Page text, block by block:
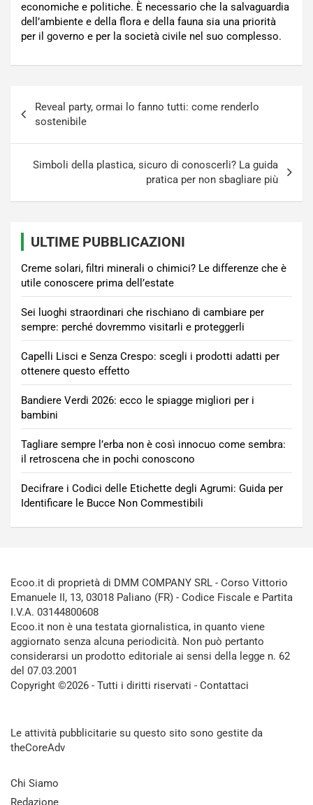
economiche e politiche. È necessario che la salvaguardia
dell’ambiente e della flora e della fauna sia una priorità
per il governo e per la società civile nel suo complesso.
articoli
Reveal party, ormai lo fanno tutti: come renderlo
sostenibile
Simboli della plastica, sicuro di conoscerli? La guida
pratica per non sbagliare più
ULTIME PUBBLICAZIONI
Creme solari, filtri minerali o chimici? Le differenze che è
utile conoscere prima dell’estate
Sei luoghi straordinari che rischiano di cambiare per
sempre: perché dovremmo visitarli e proteggerli
Capelli Lisci e Senza Crespo: scegli i prodotti adatti per
ottenere questo effetto
Bandiere Verdi 2026: ecco le spiagge migliori per i
bambini
Tagliare sempre l’erba non è così innocuo come sembra:
il retroscena che in pochi conoscono
Decifrare i Codici delle Etichette degli Agrumi: Guida per
Identificare le Bucce Non Commestibili
Ecoo.it di proprietà di DMM COMPANY SRL - Corso Vittorio
Emanuele II, 13, 03018 Paliano (FR) - Codice Fiscale e Partita
I.V.A. 03144800608
Ecoo.it non è una testata giornalistica, in quanto viene
aggiornato senza alcuna periodicità. Non può pertanto
considerarsi un prodotto editoriale ai sensi della legge n. 62
del 07.03.2001
Copyright ©2026 - Tutti i diritti riservati - Contattaci
Le attività pubblicitarie su questo sito sono gestite da
theCoreAdv
Chi Siamo
Redazione